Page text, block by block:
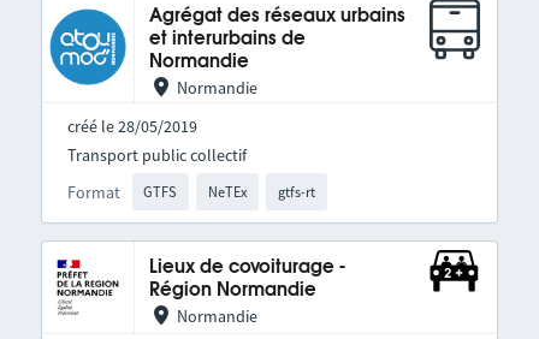
Agrégat des réseaux urbains
et interurbains de
Normandie
Normandie
créé le 28/05/2019
Format GTFS NeTEx gtfs-rt
Transport public collectif
Lieux de covoiturage -
Région Normandie
Normandie